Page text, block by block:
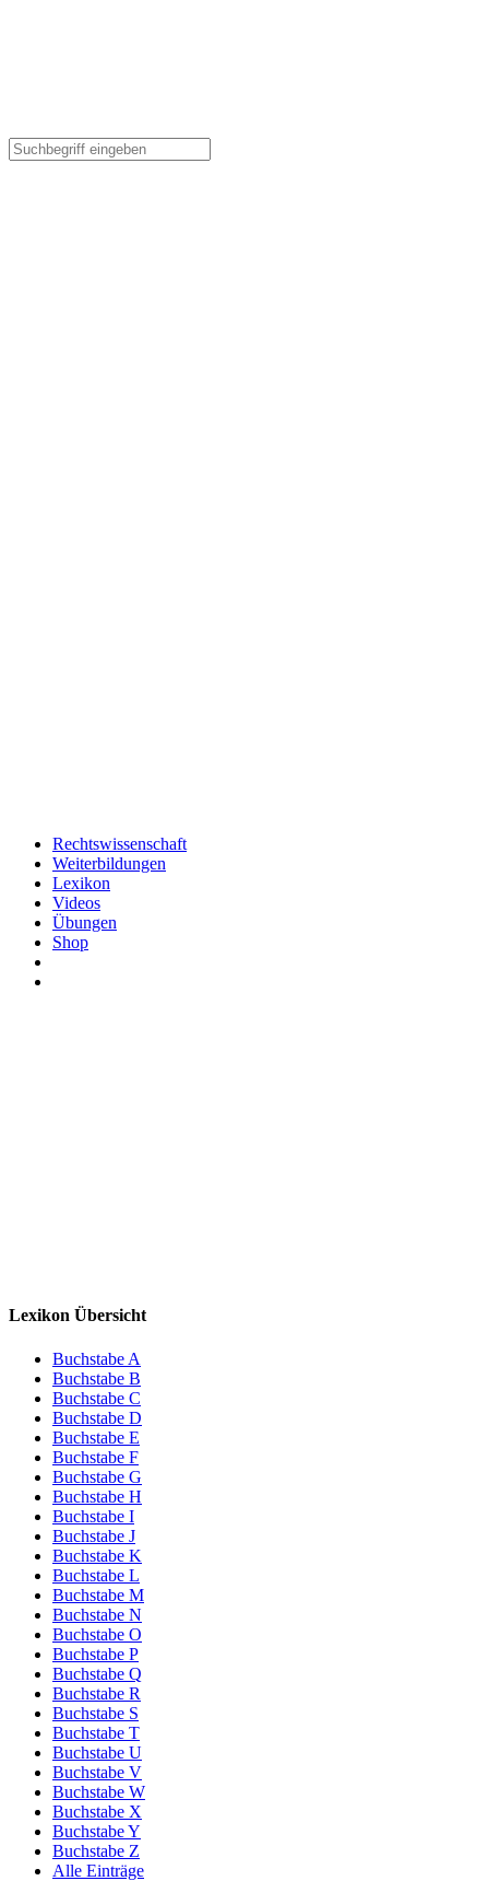
Rechtswissenschaft
Weiterbildungen
Lexikon
Videos
Übungen
Shop
Lexikon Übersicht
Buchstabe A
Buchstabe B
Buchstabe C
Buchstabe D
Buchstabe E
Buchstabe F
Buchstabe G
Buchstabe H
Buchstabe I
Buchstabe J
Buchstabe K
Buchstabe L
Buchstabe M
Buchstabe N
Buchstabe O
Buchstabe P
Buchstabe Q
Buchstabe R
Buchstabe S
Buchstabe T
Buchstabe U
Buchstabe V
Buchstabe W
Buchstabe X
Buchstabe Y
Buchstabe Z
Alle Einträge